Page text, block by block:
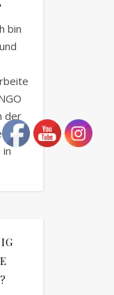
bin
der
im
in
Ü
I